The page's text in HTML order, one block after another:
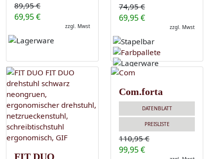
89,95 €
69,95 €
zzgl. Mwst
74,95 €
69,95 €
zzgl. Mwst
FIT DUO
Com.forta
DATENBLATT
PREISLISTE
110,95 €
99,95 €